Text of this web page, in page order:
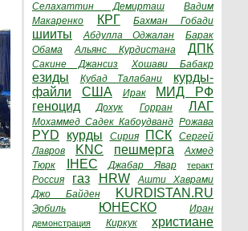
Селахаттин Демирташ
Вадим
Макаренко
КРГ Бахман Гобади
шииты Абдулла Оджалан
Барак
Обама
Альянс Курдистана ДПК
Сакине Джансиз Хошави Бабакр
езиды Кубад Талабани
курды-
файли
США Ирак
МИД РФ
геноцид
Дохук Горран ЛАГ
Мохаммед Садек Кабоудванд Рожава
PYD курды Сирия ПСК
Сергей
Лавров
KNC пешмерга
Ахмед
Тюрк
IHEC Джабар Явар теракт
Россия газ HRW
Ашти Хаврами
Джо Байден
KURDISTAN.RU
Эрбиль ЮНЕСКО Иран
демонстрация Киркук христиане